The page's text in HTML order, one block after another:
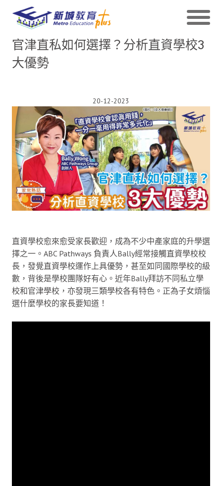
官津直私如何選擇？分析直資學校3
大優勢
20-12-2023
直資學校愈來愈受家長歡迎，成為不少中產家庭的升學選
擇之一。ABC Pathways 負責人Bally經常接觸直資學校校
長，發覺直資學校運作上具優勢，甚至如同國際學校的級
數，背後是學校團隊好有心。近年Bally拜訪不同私立學
校和官津學校，亦發現三類學校各有特色。正為子女煩惱
選什麼學校的家長要知道！